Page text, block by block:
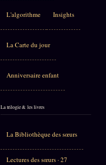
L'algorithme Insights
La Carte du jour
Anniversaire enfant
La trilogie & les livres
La Bibliothèque des sœurs
Lectures des sœurs · 27